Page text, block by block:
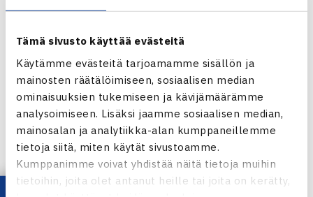
Tämä sivusto käyttää evästeitä
Käytämme evästeitä tarjoamamme sisällön ja
mainosten räätälöimiseen, sosiaalisen median
ominaisuuksien tukemiseen ja kävijämäärämme
analysoimiseen. Lisäksi jaamme sosiaalisen median,
mainosalan ja analytiikka-alan kumppaneillemme
tietoja siitä, miten käytät sivustoamme.
Kumppanimme voivat yhdistää näitä tietoja muihin
tietoihin, joita olet antanut heille tai joita on kerätty,
19.-25.5. Milano, Italia
Poikien kaksinpeli
2.kierrosta: Andrew Thomas Australia – Henri Kontinen 61
36 76(6)
Poikien nelinpeli
1.kierrosta: Mirza Basic Bosnia ja Hertsegovina/Kontinen
(6.) – Daniel Evans/Daniel Smethurst Britannia 62 64
Juniorien ITF-pistekilpailu Milanossa